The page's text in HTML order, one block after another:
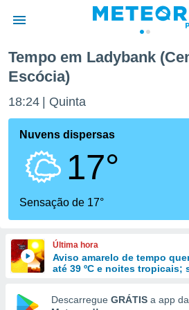
da
foi
para
fornecidas
e
forma
Tempo em Ladybank
Escócia)
18:24 Quinta
Nuvens dispersas
17°
Sensação de 17°
Última hora
Aviso amarelo de tempo
até 39 ºC e noites tropicais;
Descarregue GRÁTIS a app da